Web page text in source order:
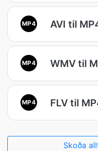
MP4 AVI til
MP4 WMV til
MP4 FLV til
Skoða